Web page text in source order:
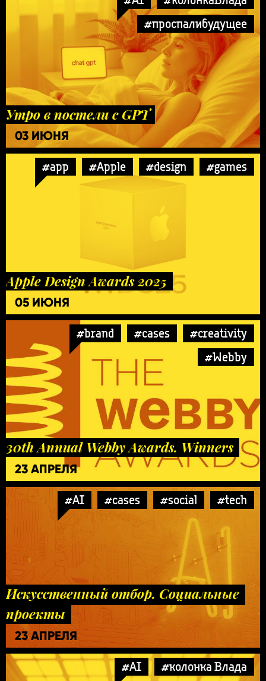
#проспалибудущее
Утро в постели с GPT
03 ИЮНЯ
#app #Apple #design #games
Apple Design Awards 2025
05 ИЮНЯ
#brand #cases
#creativity
#Webby
30th Annual Webby Awards. Winners
23 АПРЕЛЯ
#AI #cases #social #tech
Искусственный отбор. Социальные
проекты
23 АПРЕЛЯ
#AI
#колонка Влада